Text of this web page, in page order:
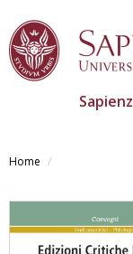
contenuto
Home